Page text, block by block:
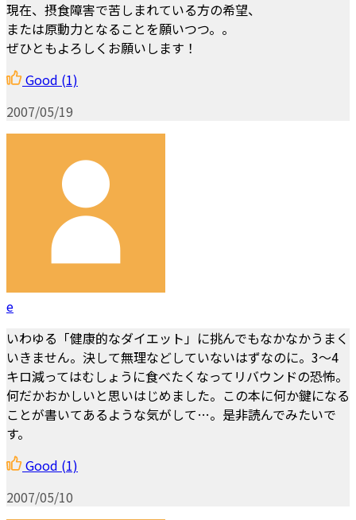
現在、摂食障害で苦しまれている方の希望、
または原動力となることを願いつつ。。
ぜひともよろしくお願いします！
Good (1)
2007/05/19
e
いわゆる「健康的なダイエット」に挑んでもなかなかうまく
いきません。決して無理などしていないはずなのに。3～4
キロ減ってはむしょうに食べたくなってリバウンドの恐怖。
何だかおかしいと思いはじめました。この本に何か鍵になる
ことが書いてあるような気がして…。是非読んでみたいで
す。
Good (1)
2007/05/10